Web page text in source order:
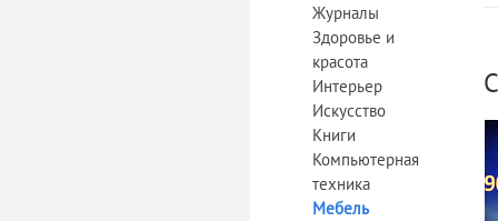
Журналы
Здоровье и
красота
Интерьер
Искусство
Книги
Компьютерная
техника
Мебель